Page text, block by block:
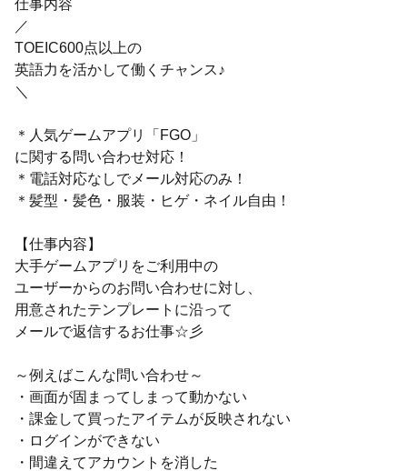
仕事内容
／
TOEIC600点以上の
英語力を活かして働くチャンス♪
＼
＊人気ゲームアプリ「FGO」
に関する問い合わせ対応！
＊電話対応なしでメール対応のみ！
＊髪型・髪色・服装・ヒゲ・ネイル自由！
【仕事内容】
大手ゲームアプリをご利用中の
ユーザーからのお問い合わせに対し、
用意されたテンプレートに沿って
メールで返信するお仕事☆彡
～例えばこんな問い合わせ～
・画面が固まってしまって動かない
・課金して買ったアイテムが反映されない
・ログインができない
・間違えてアカウントを消した